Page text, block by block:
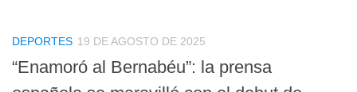
DEPORTES 19 DE AGOSTO DE 2025
“Enamoró al Bernabéu”: la prensa